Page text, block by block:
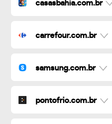
casasbahia.com.br
carrefour.com.br
samsung.com.br
pontofrio.com.br